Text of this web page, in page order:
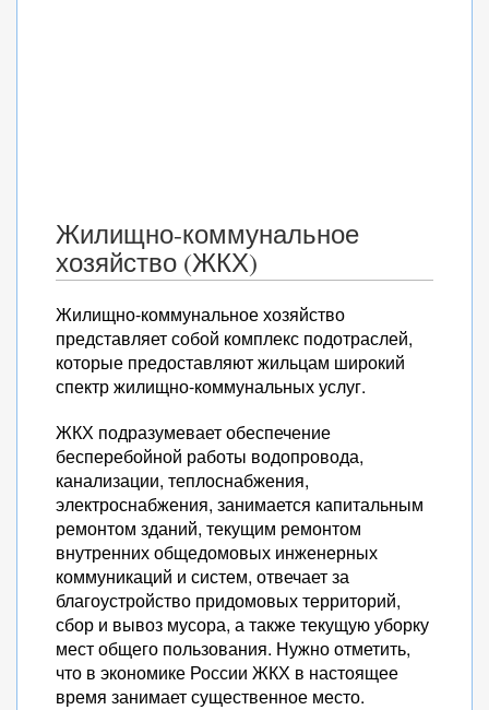
Жилищно-коммунальное
хозяйство (ЖКХ)
Жилищно-коммунальное хозяйство
представляет собой комплекс подотраслей,
которые предоставляют жильцам широкий
спектр жилищно-коммунальных услуг.
ЖКХ подразумевает обеспечение
бесперебойной работы водопровода,
канализации, теплоснабжения,
электроснабжения, занимается капитальным
ремонтом зданий, текущим ремонтом
внутренних общедомовых инженерных
коммуникаций и систем, отвечает за
благоустройство придомовых территорий,
сбор и вывоз мусора, а также текущую уборку
мест общего пользования. Нужно отметить,
что в экономике России ЖКХ в настоящее
время занимает существенное место.